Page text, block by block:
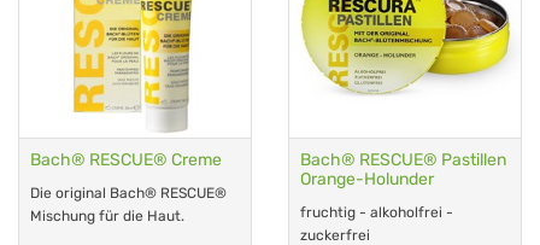
Bach® RESCUE® Creme
Die original Bach® RESCUE®
Mischung für die Haut.
Bach® RESCUE® Pastillen
Orange-Holunder
fruchtig - alkoholfrei -
zuckerfrei